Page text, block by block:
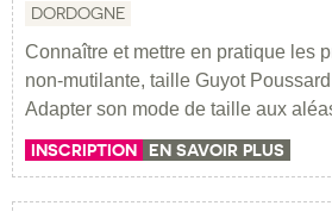
DORDOGNE
Connaître et mettre en pratique les
non-mutilante, taille Guyot
Adapter son mode de taille aux
INSCRIPTION EN SAVOIR PLUS